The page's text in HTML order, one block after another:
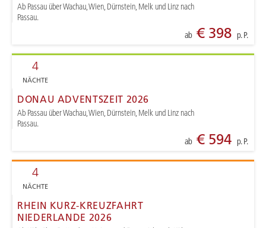
Ab Passau über Wachau, Wien, Dürnstein, Melk und Linz nach
Passau.
ab€ 398 p. P.
4
NÄCHTE
DONAU ADVENTSZEIT 2026
Ab Passau über Wachau, Wien, Dürnstein, Melk und Linz nach
Passau.
ab€ 594 p. P.
4
NÄCHTE
RHEIN KURZ-KREUZFAHRT
NIEDERLANDE 2026